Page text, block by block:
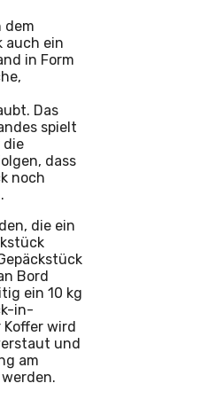
dem
auch ein
in Form
Das
spielt
die
dass
noch
die ein
Bord
ein 10 kg
in-
wird
und
am